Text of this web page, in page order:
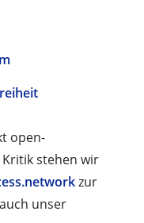
open-
stehen wir
zur
unser